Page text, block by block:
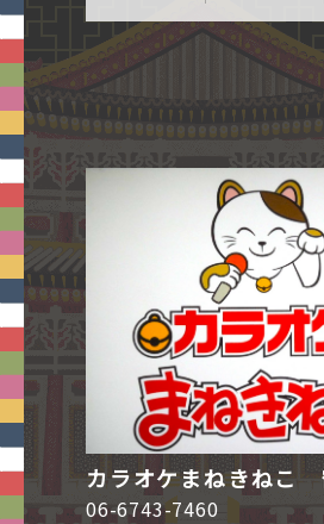
カラオケまねきねこ
06-6743-7460